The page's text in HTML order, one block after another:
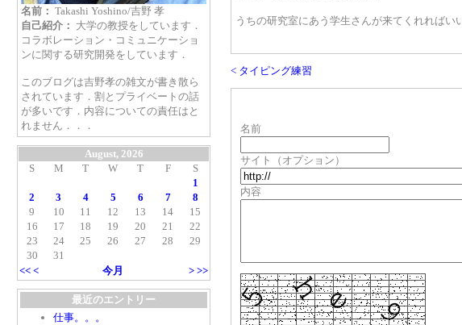
名前： Takashi Yoshino/吉野 孝
自己紹介： 大学の教授をしています．
コラボレーション・コミュニケーショ
ンに関する研究開発をしています．
このブログは吉野孝の雑文が書き散ら
されています．割とプライベートの話
が多いです．内容についての責任はと
れません．．．
August, 2026
S
M T W T F
S
1
2
3 4 5 6 7
8
9
10 11 12 13 14
15
16
17 18 19 20 21
22
23
24 25 26 27 28
29
30
31
<< < 今月 > >>
最近のエントリー
仕事。。。
うちの研究室にあう学生さんが来てくれればい
< タイピング練習
名前
サイト（オプション）
内容